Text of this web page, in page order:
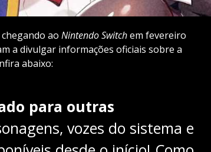
ao Nintendo Switchem fevereiro
a divulgar informações oficiais sobre a
abaixo:
para outras
vozes do sistema e